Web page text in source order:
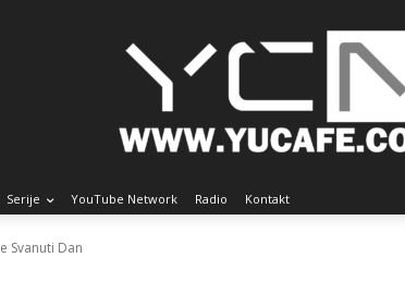
Serije YouTube Network Radio Kontakt
Svanuti Dan